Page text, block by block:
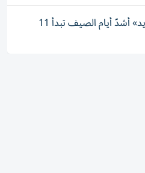
الإمارات.. «مرخيات القلايد» أشدّ أيام الصيف تبدأ 11